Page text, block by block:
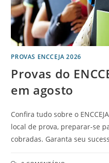
PROVAS ENCCEJA 2026
Provas do
em agosto
Confira tudo sobre o
local de prova, preparar-se
cobradas. Garanta seu